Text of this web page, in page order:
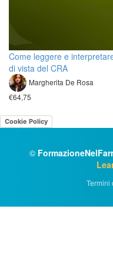
Come leggere e
di vista del CRA
Margherita De Rosa
€64,75
Cookie Policy
©
Termini